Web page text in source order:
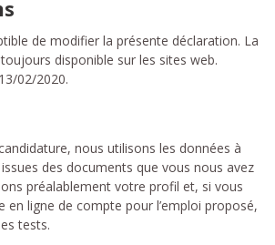
de modifier la présente déclaration. La
disponible sur les sites web.
02/2020.
nous utilisons les données à
des documents que vous nous avez
préalablement votre profil et, si vous
en ligne de compte pour l’emploi proposé,
tests.